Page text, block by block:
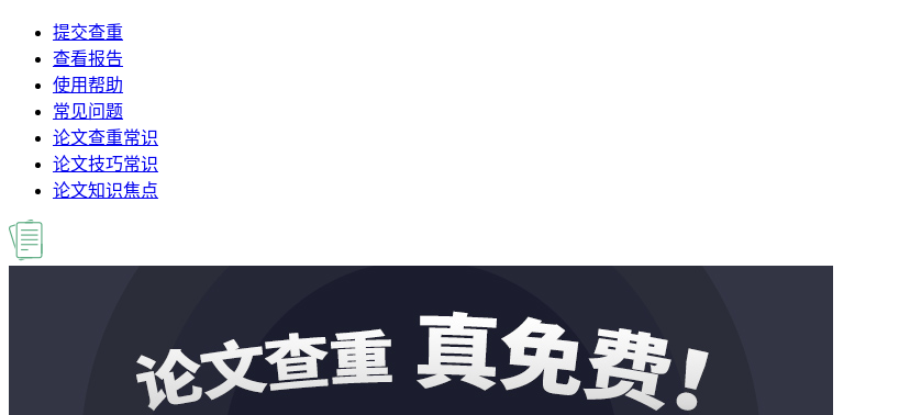
提交查重
查看报告
使用帮助
常见问题
论文查重常识
论文技巧常识
论文知识焦点